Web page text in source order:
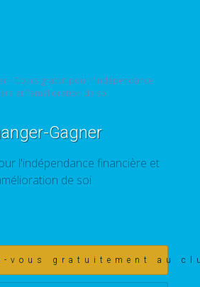
Gagner
l'indépendance financière et
de soi
vous gratuitement au